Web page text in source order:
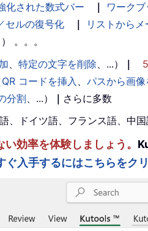
化された数式バー ｜ ワーク
セルの復号化 ｜ リストから
。。。
、 特定の文字を削除、...） ｜
QR コードを挿入 、 パスから画像
分割、...） ｜ さらに多数
ドイツ語、フランス語、中
効率を体験しましょう。
入手するにはこちらをクリ